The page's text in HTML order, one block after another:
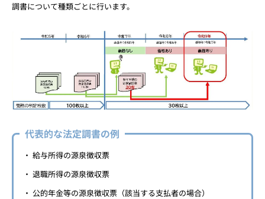
調書について種類ごとに行います。
代表的な法定調書の例
給与所得の源泉徴収票
退職所得の源泉徴収票
公的年金等の源泉徴収票（該当する支払者の場合）